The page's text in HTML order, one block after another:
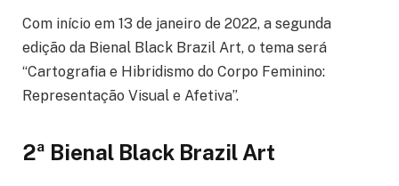
Com início em 13 de janeiro de 2022, a segunda
edição da Bienal Black Brazil Art, o tema será
“Cartografia e Hibridismo do Corpo Feminino:
Representação Visual e Afetiva”.
2ª Bienal Black Brazil Art